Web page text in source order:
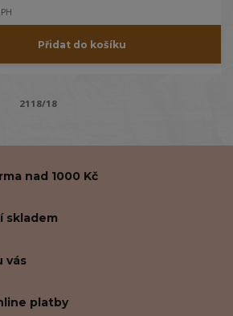
Přidat do košíku
2118/18
nad 1000 Kč
skladem
vás
platby